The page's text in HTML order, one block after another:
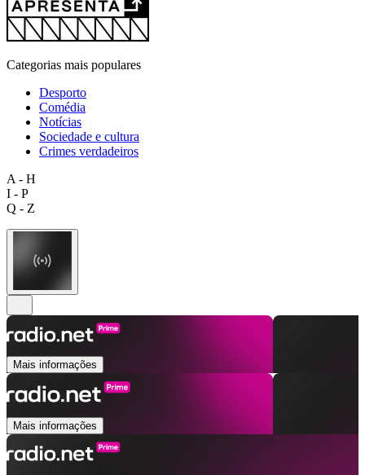
Categorias mais populares
Desporto
Comédia
Notícias
Sociedade e cultura
Crimes verdadeiros
A - H
I - P
Q - Z
Mais informações
Mais informações